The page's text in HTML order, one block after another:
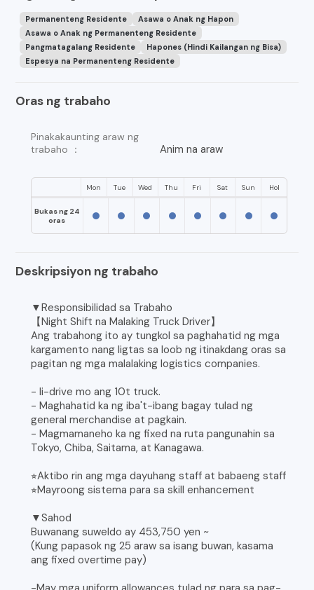
Permanenteng Residente
Asawa o Anak ng Hapon
Asawa o Anak ng Permanenteng Residente
Pangmatagalang Residente
Hapones (Hindi Kailangan ng Bisa)
Espesya na Permanenteng Residente
Oras ng trabaho
Pinakakaunting araw ng
trabaho ：
Anim na araw
Mon Tue Wed Thu Fri Sat Sun Hol
Bukas ng 24
oras
Deskripsiyon ng trabaho
▼Responsibilidad sa Trabaho
【Night Shift na Malaking Truck Driver】
Ang trabahong ito ay tungkol sa paghahatid ng mga
kargamento nang ligtas sa loob ng itinakdang oras sa
pagitan ng mga malalaking logistics companies.
- Ii-drive mo ang 10t truck.
- Maghahatid ka ng iba't-ibang bagay tulad ng
general merchandise at pagkain.
- Magmamaneho ka ng fixed na ruta pangunahin sa
Tokyo, Chiba, Saitama, at Kanagawa.
⭐︎Aktibo rin ang mga dayuhang staff at babaeng staff
⭐︎Mayroong sistema para sa skill enhancement
▼Sahod
Buwanang suweldo ay 453,750 yen ~
(Kung papasok ng 25 araw sa isang buwan, kasama
ang fixed overtime pay)